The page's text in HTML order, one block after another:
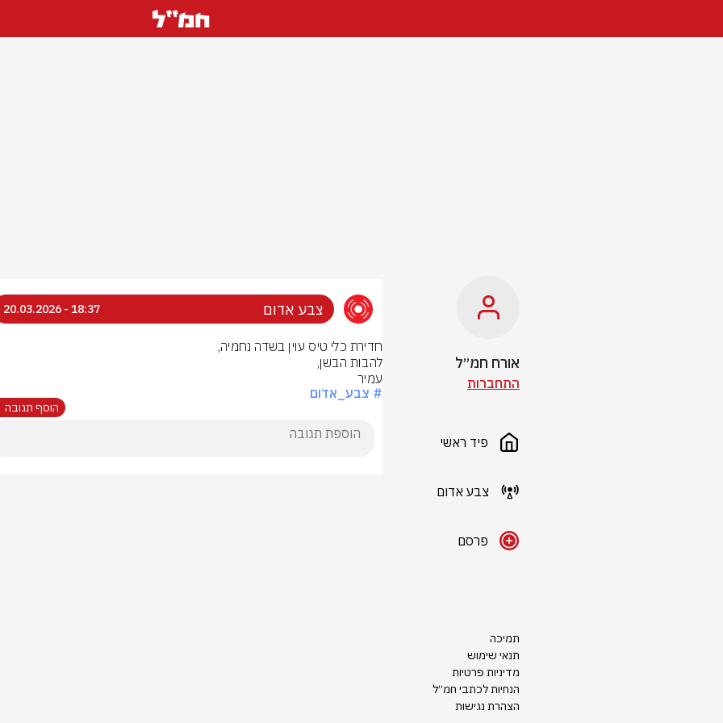
אורח חמ״ל
התחברות
פיד ראשי
צבע אדום
פרסם
תמיכה
תנאי שימוש
מדיניות פרטיות
הנחיות לכתבי חמ״ל
הצהרת נגישות
צבע אדום 18:37 - 20.03.2026
עמיר
# צבע_אדום
הוסף תגובה